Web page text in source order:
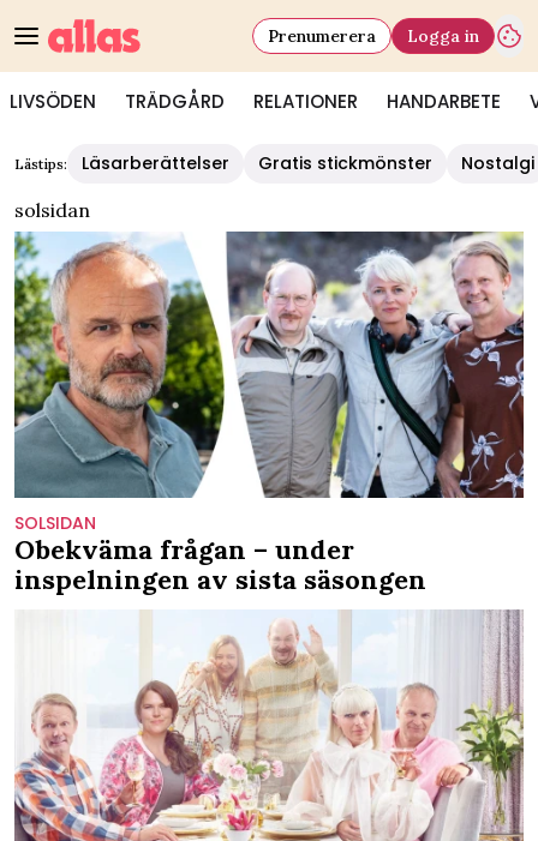
LIVSÖDEN TRÄDGÅRD RELATIONER HANDARBETE
Prenumerera Logga in
Lästips: Läsarberättelser Gratis stickmönster
Nostalgi
solsidan
SOLSIDAN
Obekväma frågan – under
inspelningen av sista säsongen